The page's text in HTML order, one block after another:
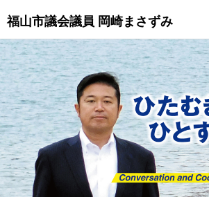
福山市議会議員 岡崎まさずみ
HOME
重要情報
プロフィール